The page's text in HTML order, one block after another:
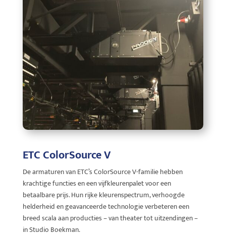
ETC ColorSource V
De armaturen van ETC’s ColorSource V-familie hebben
krachtige functies en een vijfkleurenpalet voor een
betaalbare prijs. Hun rijke kleurenspectrum, verhoogde
helderheid en geavanceerde technologie verbeteren een
breed scala aan producties – van theater tot uitzendingen –
in Studio Boekman.